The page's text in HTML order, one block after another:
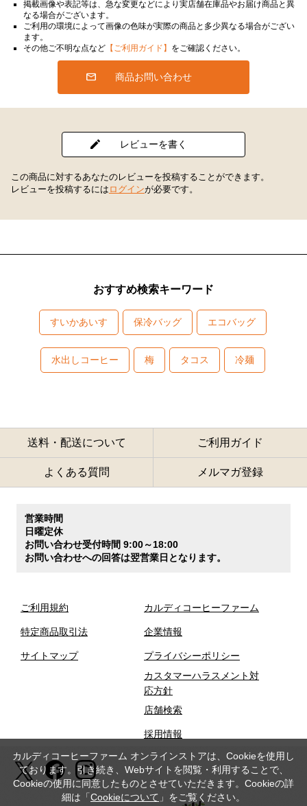
掲載画像や表記等は、急な変更などにより実店舗在庫品やお届け商品と異
なる場合がございます。
ご利用の環境によって画像の色味が実際の商品と多少異なる場合がござい
ます。
その他ご不明な点など 【ご利用ガイド】 をご確認ください。
商品お問い合わせ
レビューを書く
この商品に対するあなたのレビューを投稿することができます。
レビューを投稿するには ログインが必要です。
おすすめ検索キーワード
すいかあいす 保冷バッグ エコバッグ
水出しコーヒー 梅 タコス 冷麺
送料・配送について ご利用ガイド
よくある質問 メルマガ登録
営業時間
日曜定休
お問い合わせ受付時間 9:00～18:00
お問い合わせへの回答は翌営業日となります。
ご利用規約
特定商品取引法
サイトマップ
カルディコーヒーファーム
企業情報
プライバシーポリシー
カスタマーハラスメント対
応方針
店舗検索
採用情報
カルディコーヒーファーム オンラインストアは、Cookieを使用し
ております。引き続き、Webサイトを閲覧・利用することで、
Cookieの使用に同意したものとさせていただきます。Cookieの詳
細は「Cookieについて 」をご覧ください。